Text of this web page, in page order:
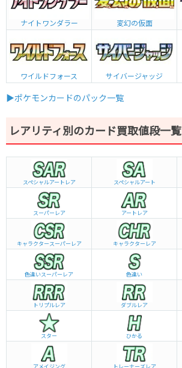
ナイトワンダラー 変幻の仮面
ワイルドフォース サイバージャッジ
▶ポケモンカードのパック一覧
レアリティ別のカード買取値段一覧
スペシャルアートレア スペシャルアート
スーパーレア アートレア
キャラクタースーパーレア キャラクターレア
色違いスーパーレア 色違い
トリプルレア ダブルレア
スター ひかる
アメイジング トレーナーズレア